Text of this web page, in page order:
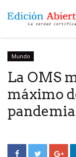
Mundo
La OMS
máximo